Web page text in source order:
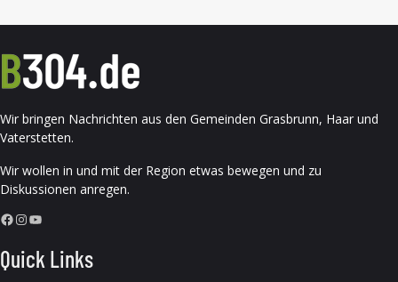
Wir bringen Nachrichten aus den Gemeinden Grasbrunn, Haar und
Vaterstetten.
Wir wollen in und mit der Region etwas bewegen und zu
Diskussionen anregen.
Facebook InstagramYouTube
Quick Links